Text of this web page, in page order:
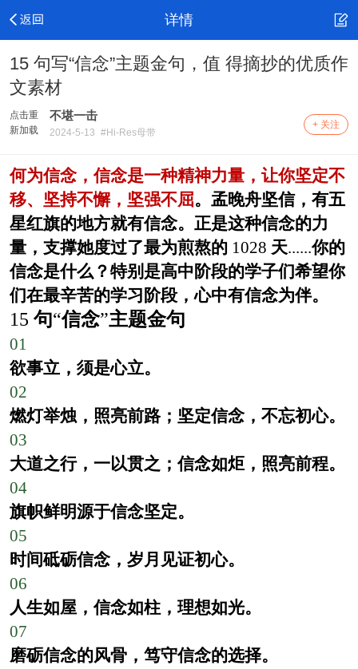
详情
15 句写“信念”主题金句，值 得摘抄的优质作
文素材
点击重
新加载
不堪一击
2024-5-13 #Hi-Res母带
+ 关注
何为信念，信念是一种精神力量，让你坚定不
移、坚持不懈，坚强不屈。孟晚舟坚信，有五
星红旗的地方就有信念。正是这种信念的力
量，支撑她度过了最为煎熬的 1028 天......你的
信念是什么？特别是高中阶段的学子们希望你
们在最辛苦的学习阶段，心中有信念为伴。
15 句“信念”主题金句
01
欲事立，须是心立。
02
燃灯举烛，照亮前路；坚定信念，不忘初心。
03
大道之行，一以贯之；信念如炬，照亮前程。
04
旗帜鲜明源于信念坚定。
05
时间砥砺信念，岁月见证初心。
06
人生如屋，信念如柱，理想如光。
07
磨砺信念的风骨，笃守信念的选择。